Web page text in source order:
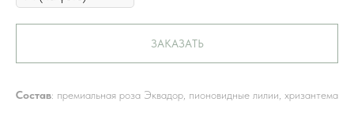
ЗАКАЗАТЬ
Состав: премиальная роза Эквадор, пионовидные лилии, хризантема